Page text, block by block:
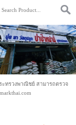
ะทรวงพาณิชย์ สามารถตรวจ